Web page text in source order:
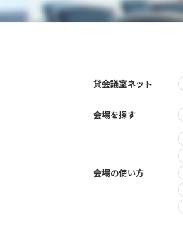
貸会議室ネット
会場を探す
会場の使い方